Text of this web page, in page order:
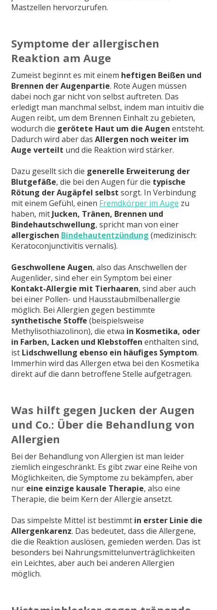
Mastzellen hervorzurufen.
Symptome der allergischen
Reaktion am Auge
Zumeist beginnt es mit einem heftigen Beißen und
Brennen der Augenpartie. Rote Augen müssen
dabei noch gar nicht von selbst auftreten. Das
erledigt man manchmal selbst, indem man intuitiv die
Augen reibt, um dem Brennen Einhalt zu gebieten,
wodurch die gerötete Haut um die Augen entsteht.
Dadurch wird aber das Allergen noch weiter im
Auge verteilt und die Reaktion wird stärker.
Dazu gesellt sich die generelle Erweiterung der
Blutgefäße, die bei den Augen für die typische
Rötung der Augäpfel selbst sorgt. In Verbindung
mit einem Gefühl, einen Fremdkörper im Auge zu
haben, mit Jucken, Tränen, Brennen und
Bindehautschwellung, spricht man von einer
allergischen Bindehautentzündung (medizinisch:
Keratoconjunctivitis vernalis).
Geschwollene Augen, also das Anschwellen der
Augenlider, sind eher ein Symptom bei einer
Kontakt-Allergie mit Tierhaaren, sind aber auch
bei einer Pollen- und Hausstaubmilbenallergie
möglich. Bei Allergien gegen bestimmte
synthetische Stoffe (beispielsweise
Methylisothiazolinon), die etwa in Kosmetika, oder
in Farben, Lacken und Klebstoffen enthalten sind,
ist Lidschwellung ebenso ein häufiges Symptom.
Immerhin wird das Allergen etwa bei den Kosmetika
direkt auf die dann betroffene Stelle aufgetragen.
Was hilft gegen Jucken der Augen
und Co.: Über die Behandlung von
Allergien
Bei der Behandlung von Allergien ist man leider
ziemlich eingeschränkt. Es gibt zwar eine Reihe von
Möglichkeiten, die Symptome zu bekämpfen, aber
nur eine einzige kausale Therapie, also eine
Therapie, die beim Kern der Allergie ansetzt.
Das simpelste Mittel ist bestimmt in erster Linie die
Allergenkarenz. Das bedeutet, dass die Allergene,
die die Reaktion auslösen, gemieden werden. Das ist
besonders bei Nahrungsmittelunverträglichkeiten
ein Leichtes, aber auch bei anderen Allergien
möglich.